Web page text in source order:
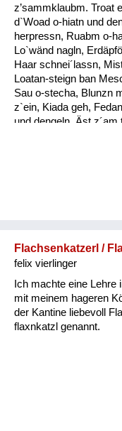
z’sammklaubm. Troat
d`Woad o-hiatn und
herpressn, Ruabm o-
Lo`wänd nagln,
Haar schnei´lassn,
Loatan-steign ban
Sau o-stecha, Blunzn
z`ein, Kiada geh,
und dengeln. Äst
z´lacha, da kimmt
langsam a,
Flachsenkatzerl /
felix vierlinger
Ich machte eine Lehre
mit meinem hageren
der Kantine liebevoll
flaxnkatzl genannt.